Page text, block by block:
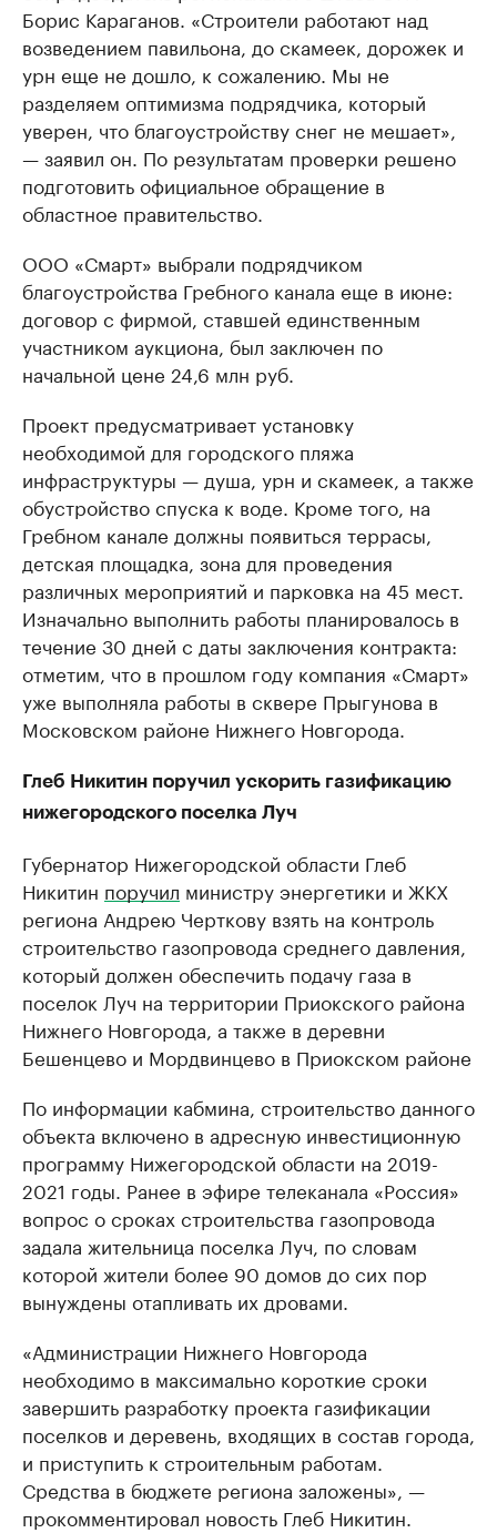
Борис Караганов. «Строители работают над
возведением павильона, до скамеек, дорожек и
урн еще не дошло, к сожалению. Мы не
разделяем оптимизма подрядчика, который
уверен, что благоустройству снег не мешает»,
— заявил он. По результатам проверки решено
подготовить официальное обращение в
областное правительство.
ООО «Смарт» выбрали подрядчиком
благоустройства Гребного канала еще в июне:
договор с фирмой, ставшей единственным
участником аукциона, был заключен по
начальной цене 24,6 млн руб.
Проект предусматривает установку
необходимой для городского пляжа
инфраструктуры — душа, урн и скамеек, а также
обустройство спуска к воде. Кроме того, на
Гребном канале должны появиться террасы,
детская площадка, зона для проведения
различных мероприятий и парковка на 45 мест.
Изначально выполнить работы планировалось в
течение 30 дней с даты заключения контракта:
отметим, что в прошлом году компания «Смарт»
уже выполняла работы в сквере Прыгунова в
Московском районе Нижнего Новгорода.
Глеб Никитин поручил ускорить газификацию
нижегородского поселка Луч
Губернатор Нижегородской области Глеб
Никитин поручил министру энергетики и ЖКХ
региона Андрею Черткову взять на контроль
строительство газопровода среднего давления,
который должен обеспечить подачу газа в
поселок Луч на территории Приокского района
Нижнего Новгорода, а также в деревни
Бешенцево и Мордвинцево в Приокском районе
По информации кабмина, строительство данного
объекта включено в адресную инвестиционную
программу Нижегородской области на 2019-
2021 годы. Ранее в эфире телеканала «Россия»
вопрос о сроках строительства газопровода
задала жительница поселка Луч, по словам
которой жители более 90 домов до сих пор
вынуждены отапливать их дровами.
«Администрации Нижнего Новгорода
необходимо в максимально короткие сроки
завершить разработку проекта газификации
поселков и деревень, входящих в состав города,
и приступить к строительным работам.
Средства в бюджете региона заложены», —
прокомментировал новость Глеб Никитин.